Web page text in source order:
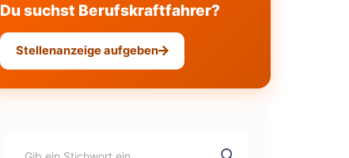
Du suchst Berufskraftfahrer?
Stellenanzeige aufgeben